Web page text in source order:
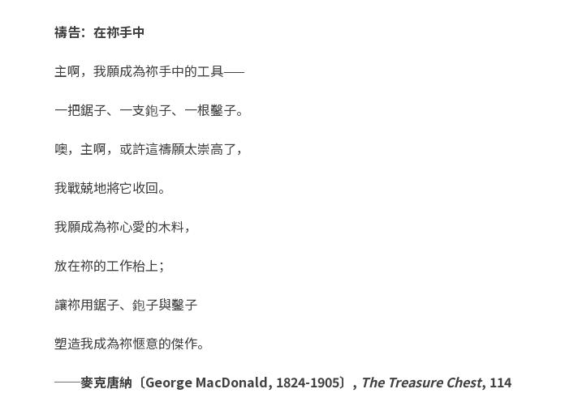
禱告：在祢手中
主啊，我願成為祢手中的工具——
一把鋸子、一支鉋子、一根鑿子。
噢，主啊，或許這禱願太崇高了，
我戰兢地將它收回。
我願成為祢心愛的木料，
放在祢的工作枱上；
讓祢用鋸子、鉋子與鑿子
塑造我成為祢愜意的傑作。
──麥克唐納〔George MacDonald, 1824-1905〕 , The Treasure Chest, 114